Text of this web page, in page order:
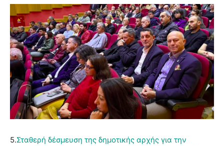
5.Σταθερή δέσμευση της δημοτικής αρχής για την